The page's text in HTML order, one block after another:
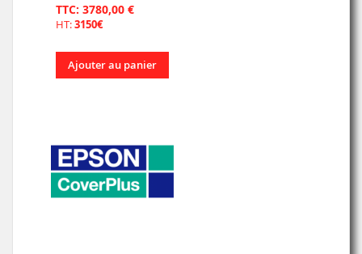
TTC: 3780,00 €
HT:3150€
Ajouter au panier